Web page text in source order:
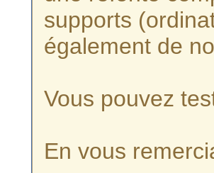
supports
également de
Vous pouvez
En vous